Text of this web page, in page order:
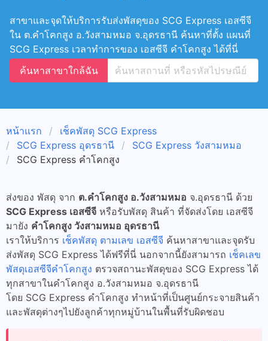
สาขาและจุดให้บริการรับส่งพัสดุของ SCG Express เอสซีจี
ใน ต.คำโคกสูง อ.วังสามหมอ จ.อุดรธานี ค้นหาที่ตั้ง แผนที่
SCG Express เวลาทำการของ เอสซีจี คำโคกสูง ได้ที่นี่
ค้นหาสาขาใกล้ฉัน
หน้าแรก
เช็คพัสดุ SCG Express
SCG Express อุดรธานี
SCG Express วังสามหมอ
SCG Express คำโคกสูง
ส่งของ พัสดุ จาก ต.คำโคกสูง อ.วังสามหมอ จ.อุดรธานี ด้วย
SCG Express เอสซีจี หรือรับพัสดุ สินค้า ที่จัดส่งโดย เอสซีจี
มายัง คำโคกสูง วังสามหมอ อุดรธานี
เราให้บริการ เช็คพัสดุ ตามเลข เอสซีจี ค้นหาสาขาและจุดรับ
ส่งพัสดุ SCG Express ได้ฟรีที่นี่ นอกจากนี้ยังสามารถ เช็คเลข
พัสดุเอสซีจีคำโคกสูง ตรวจสถานะพัสดุของ SCG Express ได้
ทุกสาขาในคำโคกสูง อ.วังสามหมอ จ.อุดรธานี
โดย SCG Express คำโคกสูง ทำหน้าที่เป็นศูนย์กระจายสินค้า
และพัสดุต่างๆไปยังลูกค้าทุกหมู่บ้านในพื้นที่รับผิดชอบ